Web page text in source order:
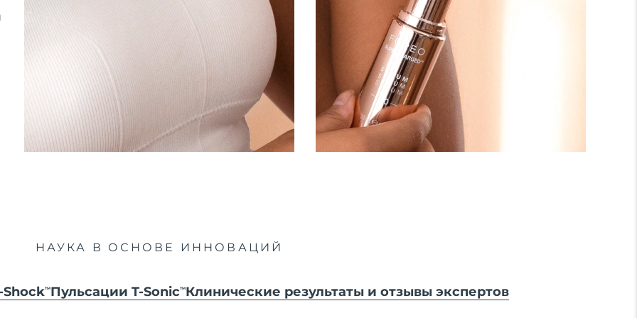
НАУКА В ОСНОВЕ ИННОВАЦИЙ
TMПульсации T-SonicTMКлинические результаты и отзывы экспертов